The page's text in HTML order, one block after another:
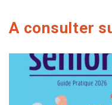
A consulter